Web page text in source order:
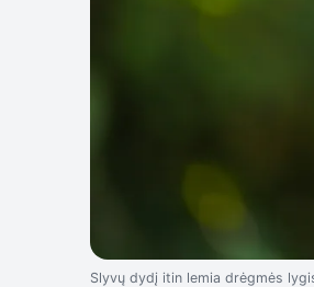
Slyvų dydį itin lemia drėgmės